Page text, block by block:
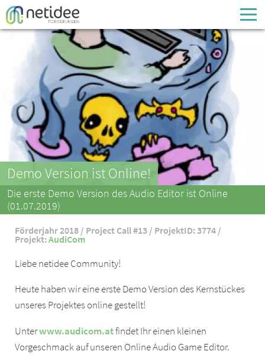
Enter your username or email address
Passwort
Passwort vergessen
Demo Version ist Online!
Die erste Demo Version des Audio Editor ist Online
(01.07.2019)
Förderjahr 2018 / Project Call #13 / ProjektID: 3774 /
Projekt:AudiCom
Liebe netidee Community!
Heute haben wir eine erste Demo Version des Kernstückes
unseres Projektes online gestellt!
Unterwww.audicom.atfindet Ihr einen kleinen
Vorgeschmack auf unseren Online Audio Game Editor.